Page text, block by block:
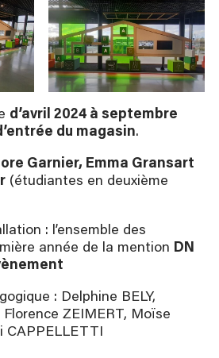
d’avril 2024 à septembre
du magasin.
Garnier, Emma Gransart
(étudiantes en deuxième
: l’ensemble des
année de la mention DN
: Delphine BELY,
ZEIMERT, Moïse
CAPPELLETTI